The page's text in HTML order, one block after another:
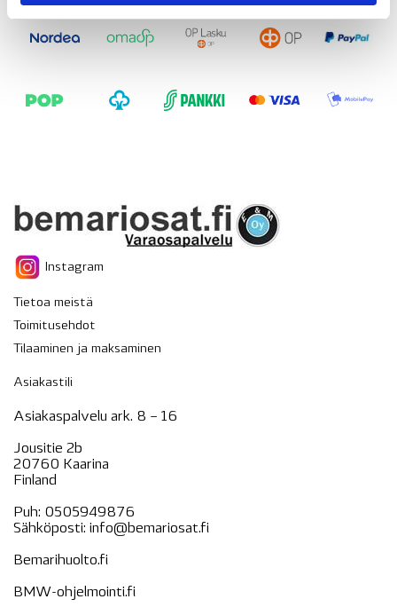
Instagram
Tietoa meistä
Toimitusehdot
Tilaaminen ja maksaminen
Asiakastili
Asiakaspalvelu ark. 8 – 16
Jousitie 2b
20760 Kaarina
Finland
Puh: 0505949876
Sähköposti: info@bemariosat.fi
Bemarihuolto.fi
BMW-ohjelmointi.fi